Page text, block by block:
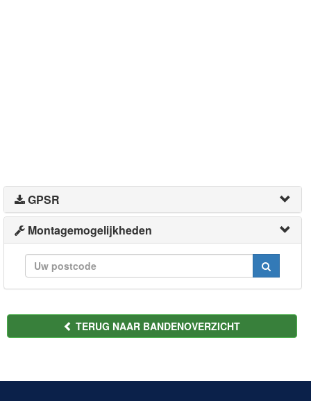
GPSR
Montagemogelijkheden
TERUG NAAR BANDENOVERZICHT